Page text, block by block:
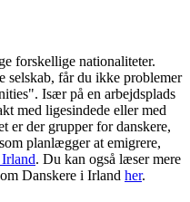
forskellige nationaliteter.
selskab, får du ikke problemer
Især på en arbejdsplads
med ligesindede eller med
er der grupper for danskere,
planlægger at emigrere,
. Du kan også læser mere
Danskere i Irland her.